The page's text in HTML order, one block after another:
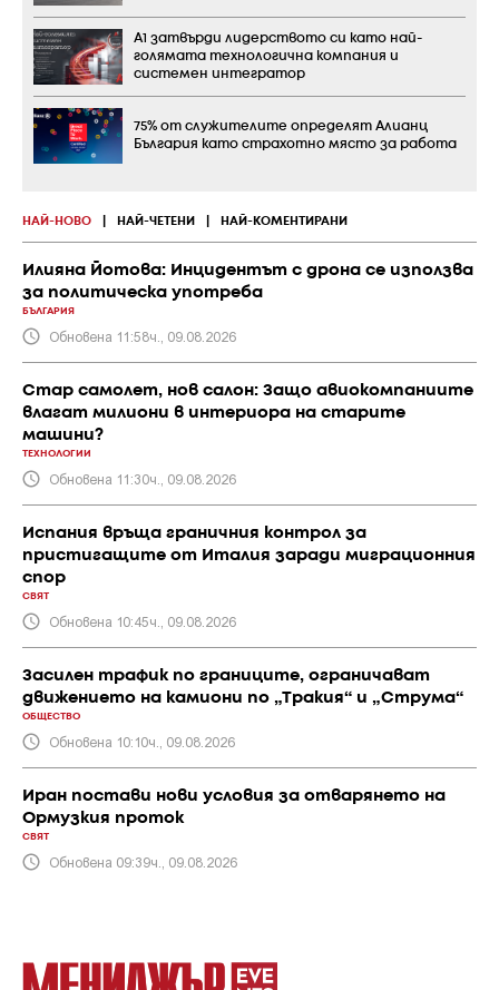
НАЙ-НОВО НАЙ-ЧЕТЕНИ НАЙ-КОМЕНТИРАНИ
Илияна Йотова: Инцидентът с дрона се използва
за политическа употреба
БЪЛГАРИЯ
Обновена 11:58ч., 09.08.2026
Стар самолет, нов салон: Защо авиокомпаниите
влагат милиони в интериора на старите
машини?
ТЕХНОЛОГИИ
Обновена 11:30ч., 09.08.2026
Испания връща граничния контрол за
пристигащите от Италия заради миграционния
спор
СВЯТ
Обновена 10:45ч., 09.08.2026
Засилен трафик по границите, ограничават
движението на камиони по „Тракия“ и „Струма“
ОБЩЕСТВО
Обновена 10:10ч., 09.08.2026
Иран постави нови условия за отварянето на
Ормузкия проток
СВЯТ
Обновена 09:39ч., 09.08.2026
А1 затвърди лидерството си като най-
голямата технологична компания и
системен интегратор
75% от служителите определят Алианц
България като страхотно място за работа